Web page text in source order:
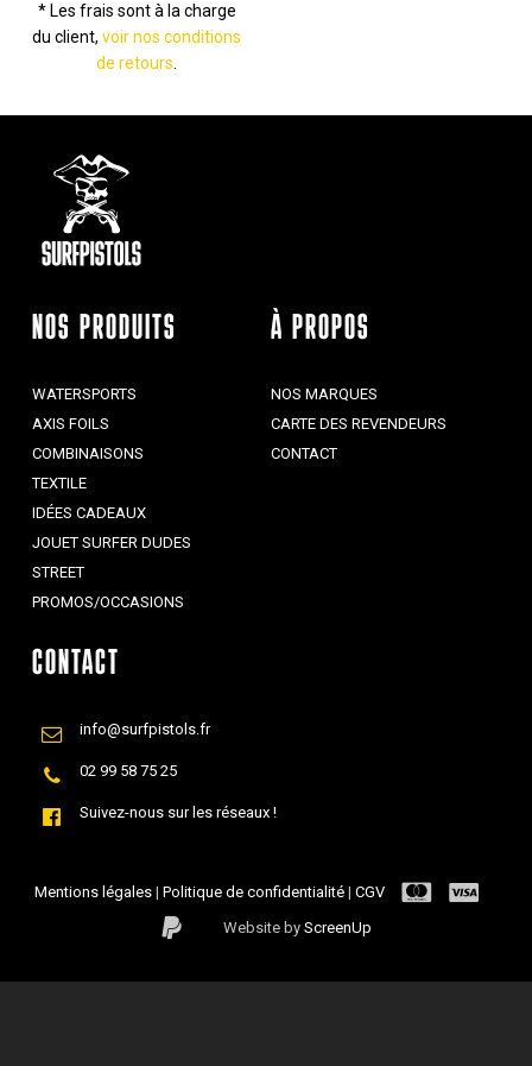
* Les frais sont à la charge
du client,voir nos conditions
de retours.
NOS PRODUITS
WATERSPORTS
AXIS FOILS
COMBINAISONS
TEXTILE
IDÉES CADEAUX
JOUET SURFER DUDES
STREET
PROMOS/OCCASIONS
À PROPOS
NOS MARQUES
CARTE DES REVENDEURS
CONTACT
CONTACT
info@surfpistols.fr
02 99 58 75 25
Suivez-nous sur les réseaux !
Mentions légales|Politique de confidentialité|CGV
Website byScreenUp